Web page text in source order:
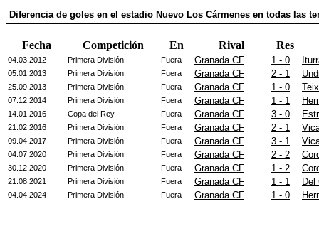
Diferencia de goles en el estadio Nuevo Los Cármenes en todas las
Fecha Competición En Rival Res
04.03.2012 Primera División Fuera Granada CF 1 - 0
05.01.2013 Primera División Fuera Granada CF 2 - 1
25.09.2013 Primera División Fuera Granada CF 1 - 0
07.12.2014 Primera División Fuera Granada CF 1 - 1
14.01.2016 Copa del Rey Fuera Granada CF 3 - 0
21.02.2016 Primera División Fuera Granada CF 2 - 1
09.04.2017 Primera División Fuera Granada CF 3 - 1
04.07.2020 Primera División Fuera Granada CF 2 - 2
30.12.2020 Primera División Fuera Granada CF 1 - 2
21.08.2021 Primera División Fuera Granada CF 1 - 1 Del
04.04.2024 Primera División Fuera Granada CF 1 - 0